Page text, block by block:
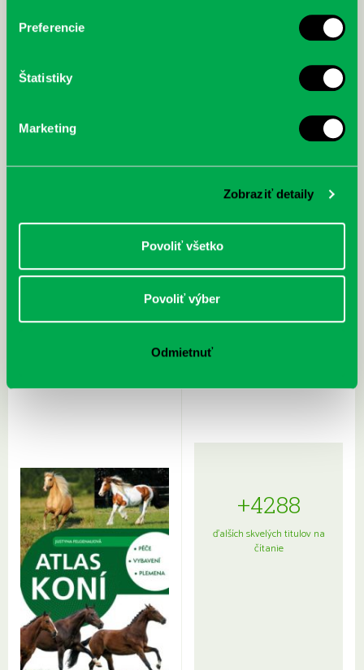
Preferencie
Štatistiky
Marketing
Zobraziť detaily
Povoliť všetko
Povoliť výber
Odmietnuť
cyklistu modernej doby:
Rudź, Przemyslaw: Atlas hviezd:
Sprievodca po hviezdnej oblohe
Hardy, Paula: Japonsko na tanieri:
kompletný sprievodca
+4288
ďalších skvelých titulov na
čítanie